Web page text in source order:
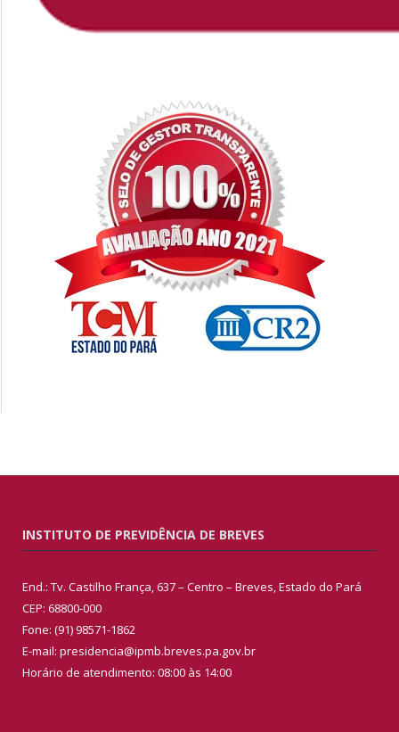
INSTITUTO DE PREVIDÊNCIA DE BREVES
End.: Tv. Castilho França, 637 – Centro – Breves, Estado do Pará
CEP: 68800-000
Fone: (91) 98571-1862
E-mail: presidencia@ipmb.breves.pa.gov.br
Horário de atendimento: 08:00 às 14:00